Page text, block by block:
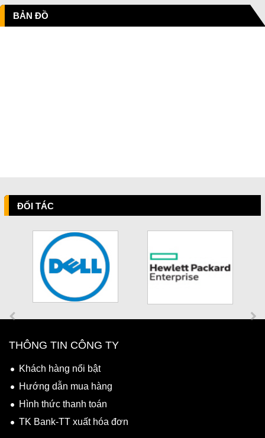
BẢN ĐỒ
ĐỐI TÁC
THÔNG TIN CÔNG TY
Khách hàng nổi bật
Hướng dẫn mua hàng
Hình thức thanh toán
TK Bank-TT xuất hóa đơn